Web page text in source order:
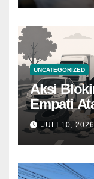
UNCATEGORIZED
Aksi
Empati
JULI 10,